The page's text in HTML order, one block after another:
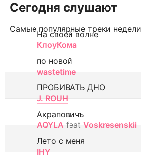
Сегодня слушают
Самые популярные треки недели
На своей волне
КлоуКома
по новой
wastetime
ПРОБИВАТЬ ДНО
J. ROUH
Акраповичъ
AQYLA feat Voskresenskii
Лето с меня
IHY